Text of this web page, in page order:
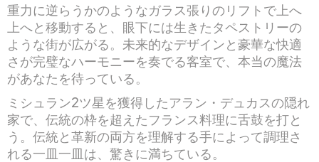
重力に逆らうかのようなガラス張りのリフトで上へ
上へと移動すると、眼下には生きたタペストリーの
ような街が広がる。未来的なデザインと豪華な快適
さが完璧なハーモニーを奏でる客室で、本当の魔法
があなたを待っている。
ミシュラン2ツ星を獲得したアラン・デュカスの隠れ
家で、伝統の枠を超えたフランス料理に舌鼓を打と
う。伝統と革新の両方を理解する手によって調理さ
れる一皿一皿は、驚きに満ちている。